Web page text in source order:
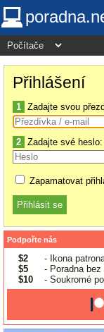
Přihlášení
1 Zadajte svou
2 Zadajte své heslo:
Zapamatovat
Podpořte nás
$2
- Ikona
$5
- Poradna bez
$10
- Soukromé